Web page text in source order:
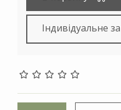
Індивідуальне